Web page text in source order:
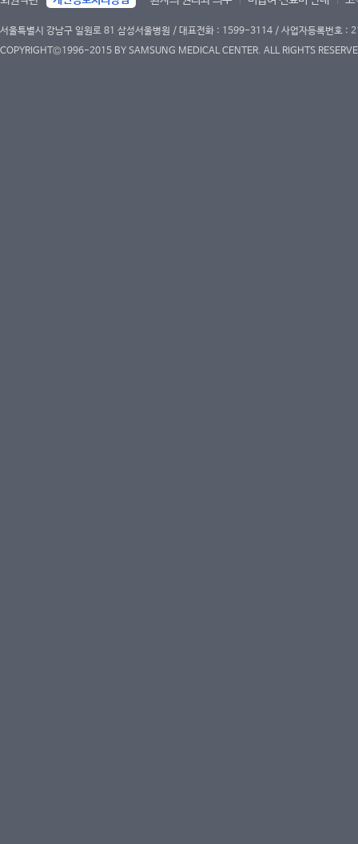
서울특별시 강남구 일원로 81 삼성서울병원 / 대표전화 : 1599-3114 / 사업자등록번호
COPYRIGHT©1996-2015 BY SAMSUNG MEDICAL CENTER. ALL RIGHTS